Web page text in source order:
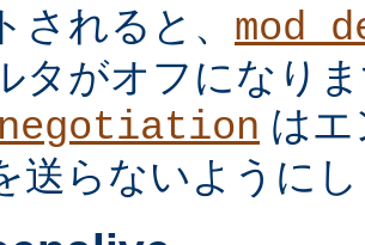
されると、
タがオフになり
は
送らないように